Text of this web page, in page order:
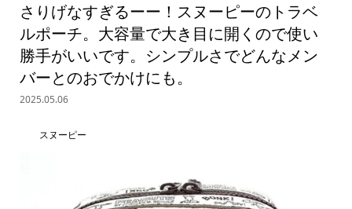
さりげなすぎるーー！スヌーピーのトラベ
ルポーチ。大容量で大き目に開くので使い
勝手がいいです。シンプルさでどんなメン
バーとのおでかけにも。
2025.05.06
スヌーピー